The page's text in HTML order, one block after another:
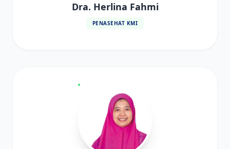
Dra. Herlina Fahmi
PENASEHAT KMI